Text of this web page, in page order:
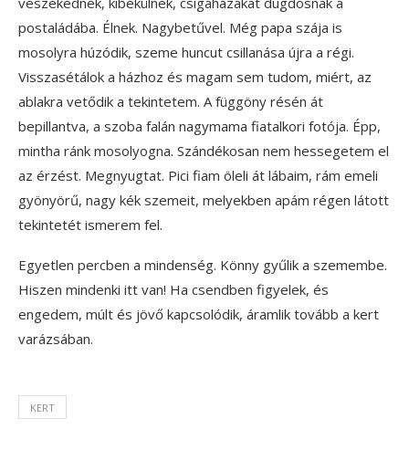
postaládába. Élnek. Nagybetűvel. Még papa szája is
mosolyra húzódik, szeme huncut csillanása újra a régi.
Visszasétálok a házhoz és magam sem tudom, miért, az
ablakra vetődik a tekintetem. A függöny résén át
bepillantva, a szoba falán nagymama fiatalkori fotója. Épp,
mintha ránk mosolyogna. Szándékosan nem hessegetem el
az érzést. Megnyugtat. Pici fiam öleli át lábaim, rám emeli
gyönyörű, nagy kék szemeit, melyekben apám régen látott
tekintetét ismerem fel.
Egyetlen percben a mindenség. Könny gyűlik a szemembe.
Hiszen mindenki itt van! Ha csendben figyelek, és
engedem, múlt és jövő kapcsolódik, áramlik tovább a kert
varázsában.
KERT